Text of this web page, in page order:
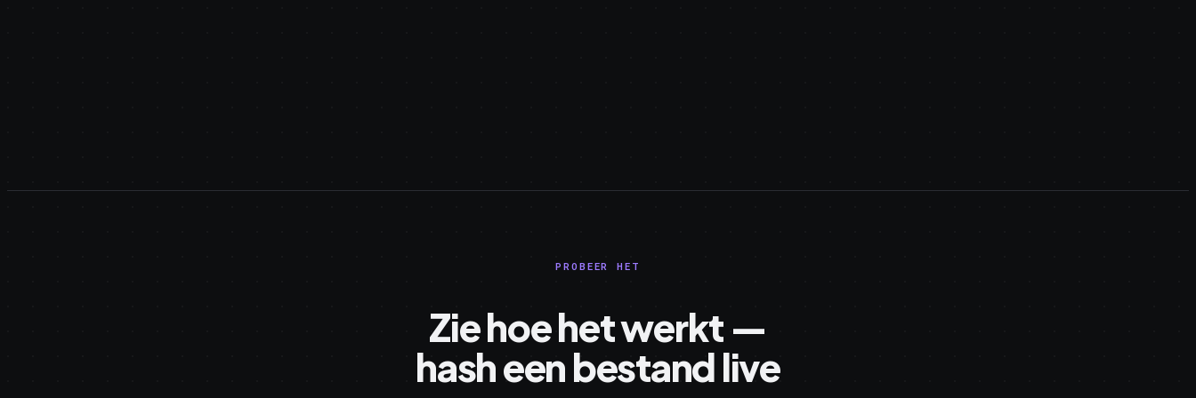
PROBEER HET
Zie hoe het werkt —
hash een bestand live